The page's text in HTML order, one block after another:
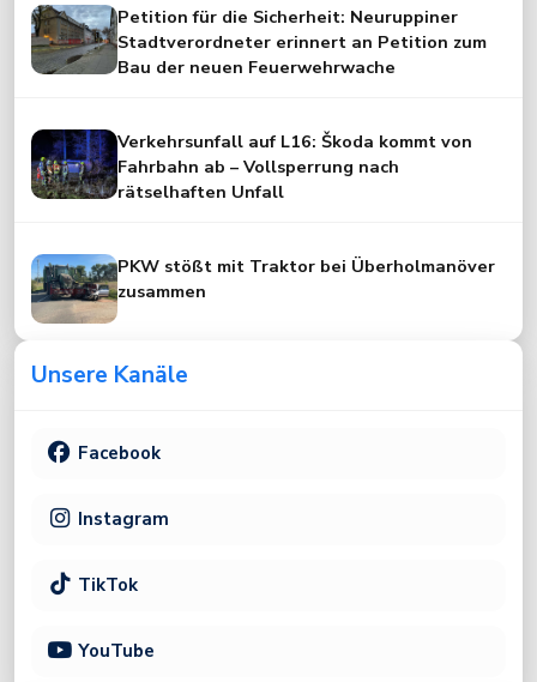
Petition für die Sicherheit: Neuruppiner
Stadtverordneter erinnert an Petition zum
Bau der neuen Feuerwehrwache
Verkehrsunfall auf L16: Škoda kommt von
Fahrbahn ab – Vollsperrung nach
rätselhaften Unfall
PKW stößt mit Traktor bei Überholmanöver
zusammen
Unsere Kanäle
Facebook
Instagram
TikTok
YouTube